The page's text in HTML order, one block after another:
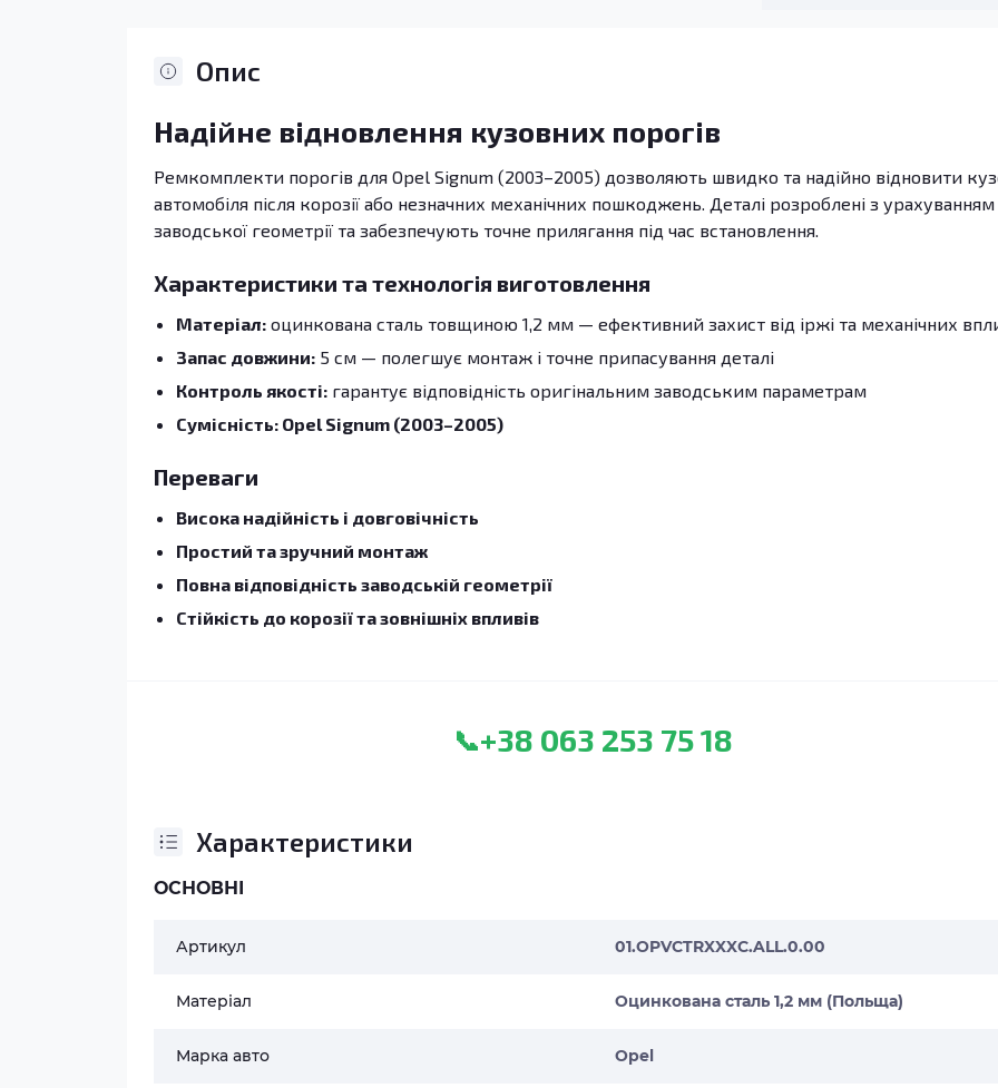
Опис
Надійне відновлення кузовних порогів
Ремкомплекти порогів для Opel Signum (2003–2005) дозволяють швидко та надійно відновити
автомобіля після корозії або незначних механічних пошкоджень. Деталі розроблені з урахуванням
заводської геометрії та забезпечують точне прилягання під час встановлення.
Характеристики та технологія виготовлення
Матеріал: оцинкована сталь товщиною 1,2 мм — ефективний захист від іржі та механічних
Запас довжини: 5 см — полегшує монтаж і точне припасування деталі
Контроль якості: гарантує відповідність оригінальним заводським параметрам
Сумісність: Opel Signum (2003–2005)
Переваги
Висока надійність і довговічність
Простий та зручний монтаж
Повна відповідність заводській геометрії
Стійкість до корозії та зовнішніх впливів
📞+38 063 253 75 18
Характеристики
ОСНОВНІ
Артикул 01.OPVCTRXXXC.ALL.0.00
Матеріал Оцинкована сталь 1,2 мм (Польща)
Марка авто Opel